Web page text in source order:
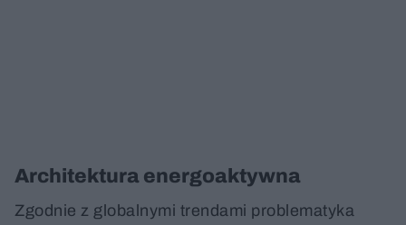
Architektura energoaktywna
Zgodnie z globalnymi trendami problematyka